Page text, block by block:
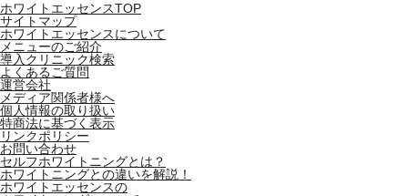
ホワイトエッセンスTOP
サイトマップ
ホワイトエッセンスについて
メニューのご紹介
導入クリニック検索
よくあるご質問
運営会社
メディア関係者様へ
個人情報の取り扱い
特商法に基づく表示
リンクポリシー
お問い合わせ
セルフホワイトニングとは？
ホワイトニングとの違いを解説！
ホワイトエッセンスの